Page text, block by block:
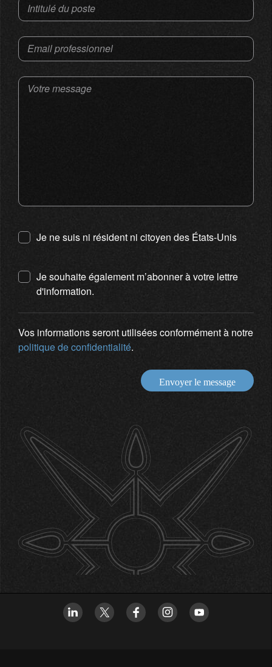
Intitulé du poste
Email professionnel
Votre message
Je ne suis ni résident ni citoyen des États-Unis
Je souhaite également m’abonner à votre lettre
d'information.
Vos informations seront utilisées conformément à notre
politique de confidentialité.
Envoyer le message